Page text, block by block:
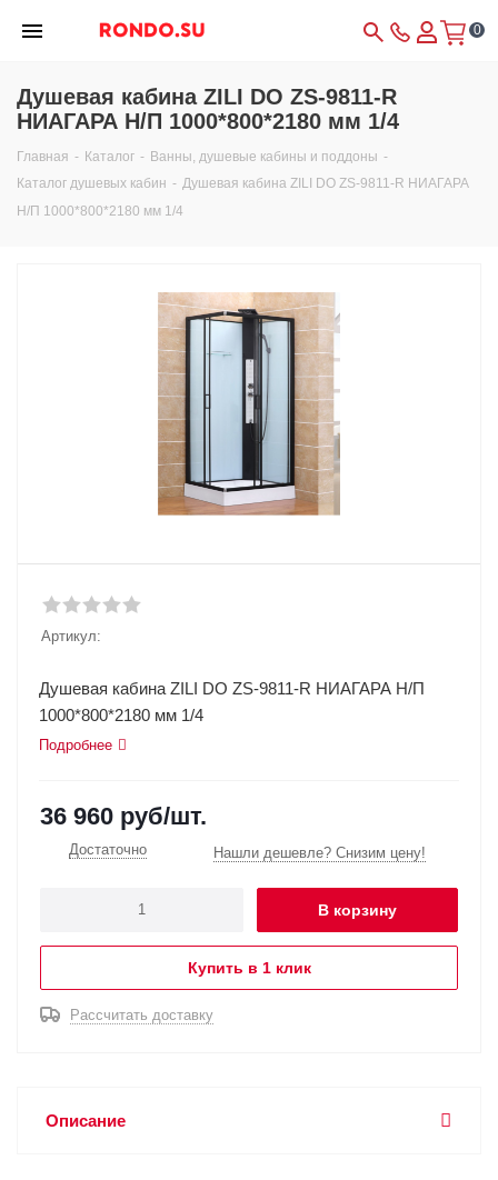
0
Душевая кабина ZILI DO ZS-9811-R
НИАГАРА Н/П 1000*800*2180 мм 1/4
Главная - Каталог - Ванны, душевые кабины и поддоны -
Каталог душевых кабин - Душевая кабина ZILI DO ZS-9811-R НИАГАРА
Н/П 1000*800*2180 мм 1/4
Артикул:
Душевая кабина ZILI DO ZS-9811-R НИАГАРА Н/П
1000*800*2180 мм 1/4
Подробнее
36 960 руб/шт.
Достаточно Нашли дешевле? Снизим цену!
В корзину
Купить в 1 клик
Рассчитать доставку
Описание